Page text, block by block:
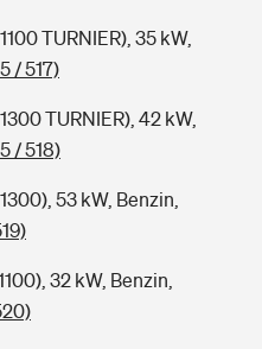
TURNIER), 35 kW,
/ 517)
TURNIER), 42 kW,
/ 518)
53 kW, Benzin,
32 kW, Benzin,